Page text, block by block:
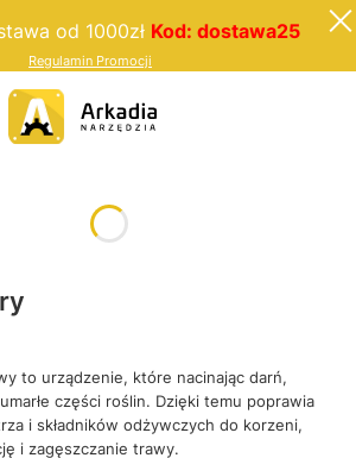
od 1000zł Kod: dostawa25
Regulamin Promocji
to urządzenie, które nacinając darń,
części roślin. Dzięki temu poprawia
i składników odżywczych do korzeni,
i zagęszczanie trawy.